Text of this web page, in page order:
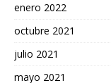
enero 2022
octubre 2021
julio 2021
mayo 2021